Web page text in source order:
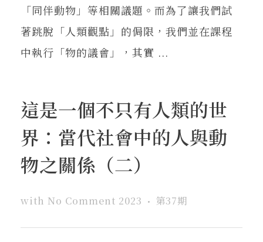
「同伴動物」等相關議題。而為了讓我們試
著跳脫「人類觀點」的侷限，我們並在課程
中執行「物的議會」，其實 ...
這是一個不只有人類的世
界：當代社會中的人與動
物之關係（二）
with No Comment 2023 第37期